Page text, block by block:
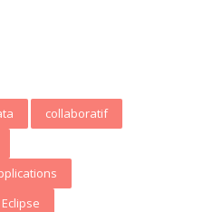
collaboratif
Eclipse